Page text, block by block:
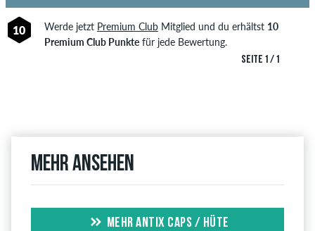
SEITE 1 / 1
10 Werde jetzt Premium ClubMitglied und du erhältst 10
Premium Club Punktefür jede Bewertung.
Mehr ansehen
MEHR ANTIX CAPS / HÜTE